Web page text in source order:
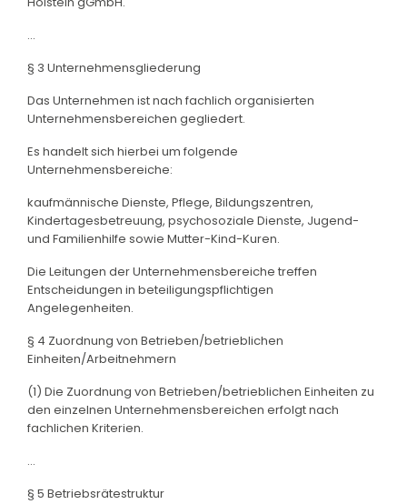
...
§ 3 Unternehmensgliederung
Das Unternehmen ist nach fachlich organisierten
Unternehmensbereichen gegliedert.
Es handelt sich hierbei um folgende
Unternehmensbereiche:
kaufmännische Dienste, Pflege, Bildungszentren,
Kindertagesbetreuung, psychosoziale Dienste, Jugend-
und Familienhilfe sowie Mutter-Kind-Kuren.
Die Leitungen der Unternehmensbereiche treffen
Entscheidungen in beteiligungspflichtigen
Angelegenheiten.
§ 4 Zuordnung von Betrieben/betrieblichen
Einheiten/Arbeitnehmern
(1) Die Zuordnung von Betrieben/betrieblichen Einheiten zu
den einzelnen Unternehmensbereichen erfolgt nach
fachlichen Kriterien.
...
§ 5 Betriebsrätestruktur